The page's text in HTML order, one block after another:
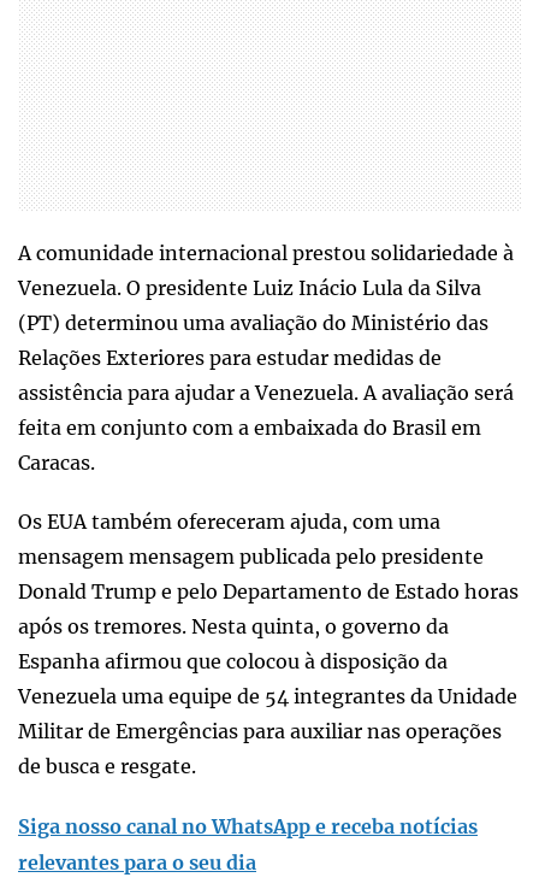
A comunidade internacional prestou solidariedade à
Venezuela. O presidente Luiz Inácio Lula da Silva
(PT) determinou uma avaliação do Ministério das
Relações Exteriores para estudar medidas de
assistência para ajudar a Venezuela. A avaliação será
feita em conjunto com a embaixada do Brasil em
Caracas.
Os EUA também ofereceram ajuda, com uma
mensagem mensagem publicada pelo presidente
Donald Trump e pelo Departamento de Estado horas
após os tremores. Nesta quinta, o governo da
Espanha afirmou que colocou à disposição da
Venezuela uma equipe de 54 integrantes da Unidade
Militar de Emergências para auxiliar nas operações
de busca e resgate.
Siga nosso canal no WhatsApp e receba notícias
relevantes para o seu dia